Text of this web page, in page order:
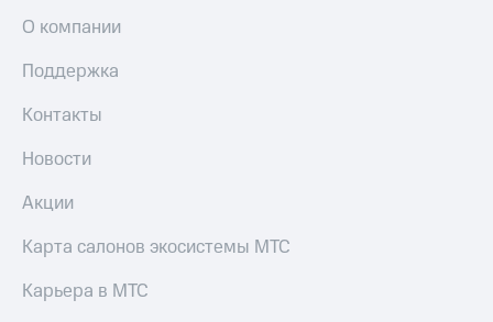
О компании
Поддержка
Контакты
Новости
Акции
Карта салонов экосистемы МТС
Карьера в МТС